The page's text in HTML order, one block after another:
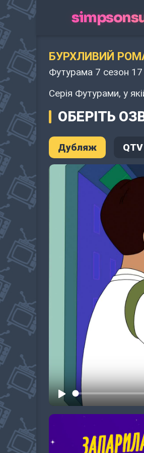
БУРХЛИВИЙ
Футурама 7 сезон 17
Серія Футурами, у
ОБЕРІТЬ
Дубляж QTV